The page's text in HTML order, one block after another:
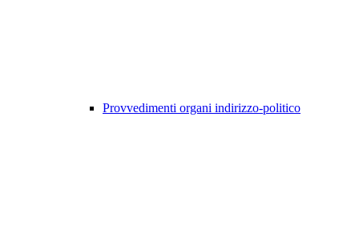
Provvedimenti organi indirizzo-politico